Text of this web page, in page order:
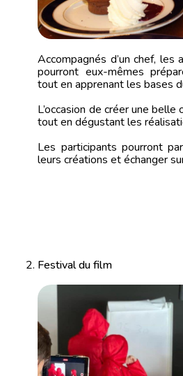
Accompagnés d’un chef, les
pourront eux-mêmes
tout en apprenant les bases
L’occasion de créer une
tout en dégustant les
Les participants pourront
leurs créations et échanger
Festival du film